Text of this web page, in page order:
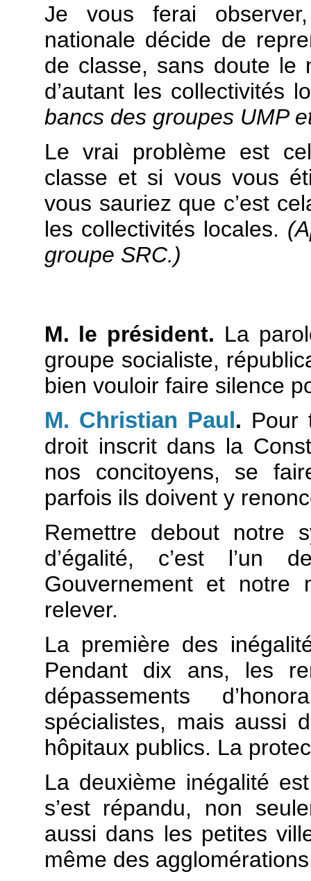
Je vous ferai
nationale décide de
de classe, sans doute le
d’autant les collectivités
bancs des groupes UMP
Le vrai problème est
classe et si vous vous
vous sauriez que c’est
les collectivités locales.
groupe SRC.)
M. le président. La
groupe socialiste,
bien vouloir faire silence
M. Christian Paul . Pour
droit inscrit dans la
nos concitoyens, se
parfois ils doivent y
Remettre debout notre
d’égalité, c’est
Gouvernement et notre
relever.
La première des
Pendant dix ans, les
dépassements
spécialistes, mais aussi
hôpitaux publics. La
La deuxième inégalité
s’est répandu, non
aussi dans les petites
même des